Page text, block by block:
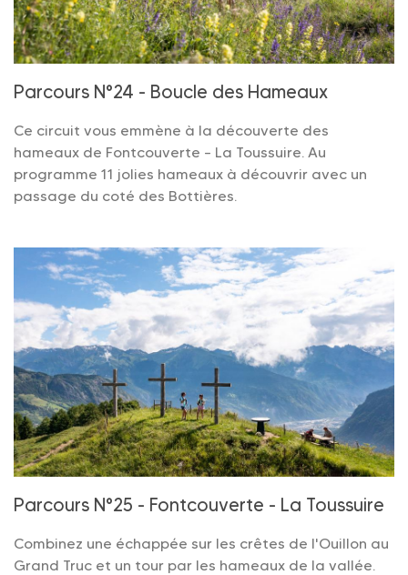
Parcours N°24 - Boucle des Hameaux
Ce circuit vous emmène à la découverte des
hameaux de Fontcouverte – La Toussuire. Au
programme 11 jolies hameaux à découvrir avec un
passage du coté des Bottières.
Parcours N°25 - Fontcouverte - La Toussuire
Combinez une échappée sur les crêtes de l'Ouillon au
Grand Truc et un tour par les hameaux de la vallée.